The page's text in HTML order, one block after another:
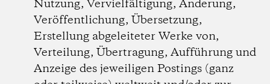
Nutzung, Vervielfältigung, Änderung,
Veröffentlichung, Übersetzung,
Erstellung abgeleiteter Werke von,
Verteilung, Übertragung, Aufführung und
Anzeige des jeweiligen Postings (ganz